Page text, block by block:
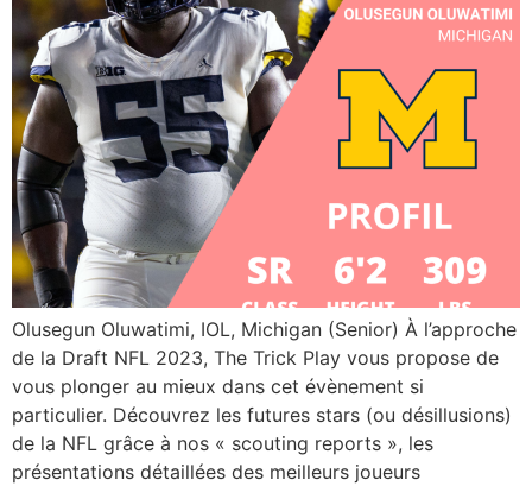
Olusegun Oluwatimi, IOL, Michigan (Senior) À l’approche
de la Draft NFL 2023, The Trick Play vous propose de
vous plonger au mieux dans cet évènement si
particulier. Découvrez les futures stars (ou désillusions)
de la NFL grâce à nos « scouting reports », les
présentations détaillées des meilleurs joueurs